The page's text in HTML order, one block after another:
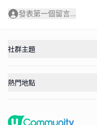
發表第一個留言...
社群主題
熱門地點